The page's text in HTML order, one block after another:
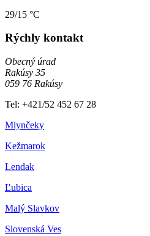
29/15 °C
Rýchly kontakt
Obecný úrad
Rakúsy 35
059 76 Rakúsy
Tel: +421/52 452 67 28
Mlynčeky
Kežmarok
Lendak
Ľubica
Malý Slavkov
Slovenská Ves